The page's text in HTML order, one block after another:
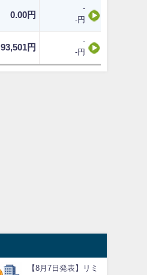
0.00円
-
-円
93,501円
-
-円
【8月7日発表】リミ